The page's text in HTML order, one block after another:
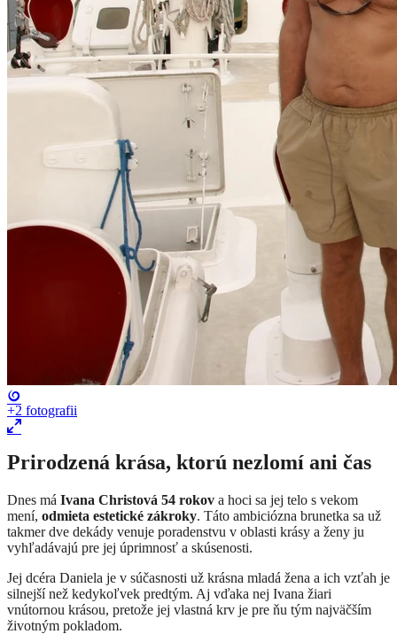
+2 fotografii
Prirodzená krása, ktorú nezlomí ani čas
Dnes má Ivana Christová 54 rokov a hoci sa jej telo s vekom
mení, odmieta estetické zákroky. Táto ambiciózna brunetka sa už
takmer dve dekády venuje poradenstvu v oblasti krásy a ženy ju
vyhľadávajú pre jej úprimnosť a skúsenosti.
Jej dcéra Daniela je v súčasnosti už krásna mladá žena a ich vzťah je
silnejší než kedykoľvek predtým. Aj vďaka nej Ivana žiari
vnútornou krásou, pretože jej vlastná krv je pre ňu tým najväčším
životným pokladom.